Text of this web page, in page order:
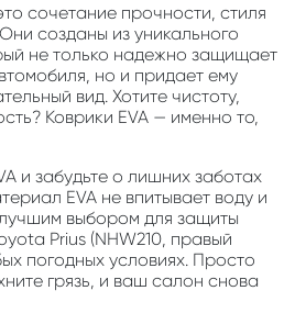
сочетание прочности, стиля
созданы из уникального
не только надежно защищает
но и придает ему
вид. Хотите чистоту,
Коврики EVA — именно то,
и забудьте о лишних заботах
EVA не впитывает воду и
лучшим выбором для защиты
Prius (NHW210, правый
погодных условиях. Просто
грязь, и ваш салон снова